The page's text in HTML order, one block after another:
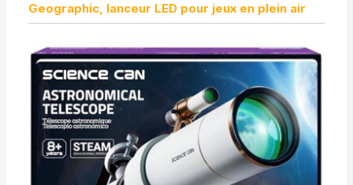
Geographic, lanceur LED pour jeux en plein air